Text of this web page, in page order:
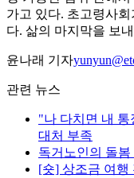
가고 있다. 초고령사
다. 삶의 마지막을 보
윤나래 기자
관련 뉴스
"나 다치면 내 통
대처 부족
독거노인의 돌봄
[숏] 상조금 여행